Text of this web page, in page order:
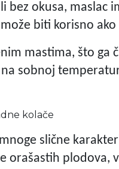
bez okusa, maslac
biti korisno
mastima, što
sobnoj
kolače
slične
orašastih plodova,